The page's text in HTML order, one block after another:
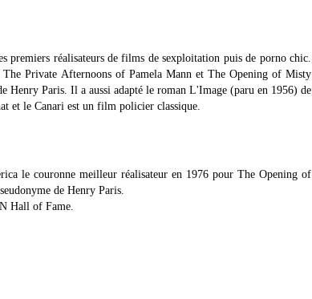
premiers réalisateurs de films de sexploitation puis de porno chic.
Private Afternoons of Pamela Mann et The Opening of Misty
Henry Paris. Il a aussi adapté le roman L'Image (paru en 1956) de
et le Canari est un film policier classique.
le couronne meilleur réalisateur en 1976 pour The Opening of
de Henry Paris.
Hall of Fame.